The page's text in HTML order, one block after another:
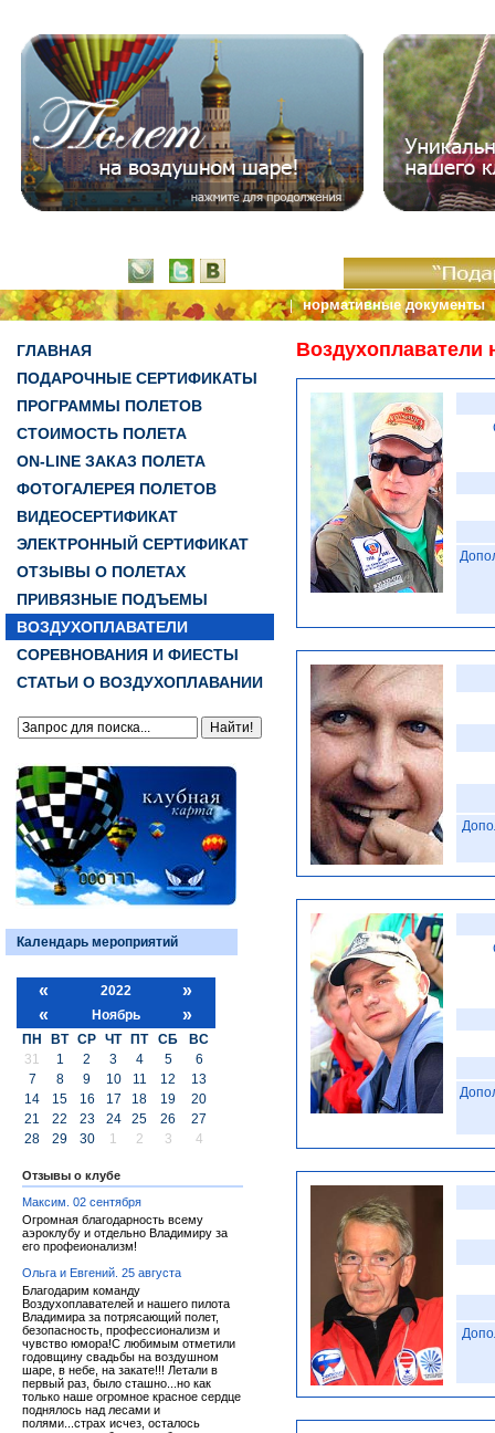
|нормативные документы
ГЛАВНАЯ
ПОДАРОЧНЫЕ СЕРТИФИКАТЫ
ПРОГРАММЫ ПОЛЕТОВ
СТОИМОСТЬ ПОЛЕТА
ON-LINE ЗАКАЗ ПОЛЕТА
ФОТОГАЛЕРЕЯ ПОЛЕТОВ
ВИДЕОСЕРТИФИКАТ
ЭЛЕКТРОННЫЙ СЕРТИФИКАТ
ОТЗЫВЫ О ПОЛЕТАХ
ПРИВЯЗНЫЕ ПОДЪЕМЫ
ВОЗДУХОПЛАВАТЕЛИ
СОРЕВНОВАНИЯ И ФИЕСТЫ
СТАТЬИ О ВОЗДУХОПЛАВАНИИ
Календарь мероприятий
« 2022
»
«
Ноябрь »
ПН ВТ СР ЧТ ПТ СБ
ВС
31
1 2 3 4 5
6
7
8 9 10 11 12
13
14
15 16 17 18 19
20
21
22 23 24 25 26
27
28
29 30 1 2 3 4
Отзывы о клубе
Максим. 02 сентября
Огромная благодарность всему
аэроклубу и отдельно Владимиру за
его профеионализм!
Ольга и Евгений. 25 августа
Благодарим команду
Воздухоплавателей и нашего пилота
Владимира за потрясающий полет,
безопасность, профессионализм и
чувство юмора!С любимым отметили
годовщину свадьбы на воздушном
шаре, в небе, на закате!!! Летали в
первый раз, было сташно...но как
только наше огромное красное сердце
поднялось над лесами и
полями...страх исчез, осталось
Воздухоплаватели